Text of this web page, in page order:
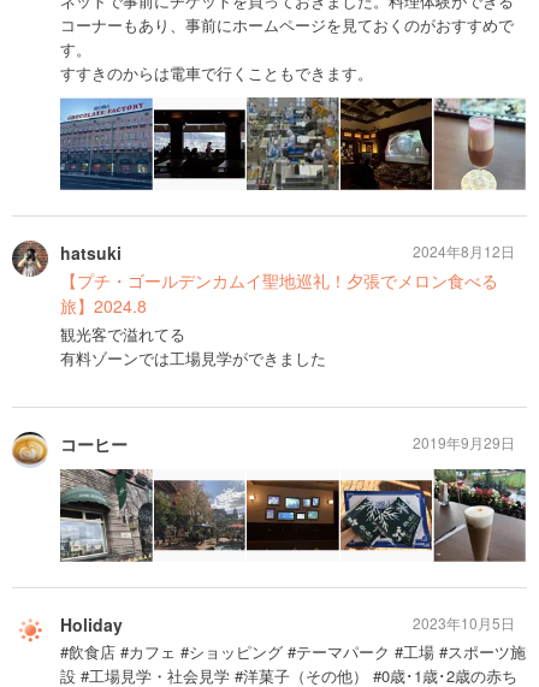
コーナーもあり、事前にホームページを見ておくのがおすすめで
す。
すすきのからは電車で行くこともできます。
hatsuki
【プチ・ゴールデンカムイ聖地巡礼！夕張でメロン食べる
旅】2024.8
観光客で溢れてる
有料ゾーンでは工場見学ができました
2024年8月12日
コーヒー 2019年9月29日
Holiday
#飲食店 #カフェ #ショッピング #テーマパーク #工場 #スポーツ施
設 #工場見学・社会見学 #洋菓子（その他） #0歳･1歳･2歳の赤ち
2023年10月5日